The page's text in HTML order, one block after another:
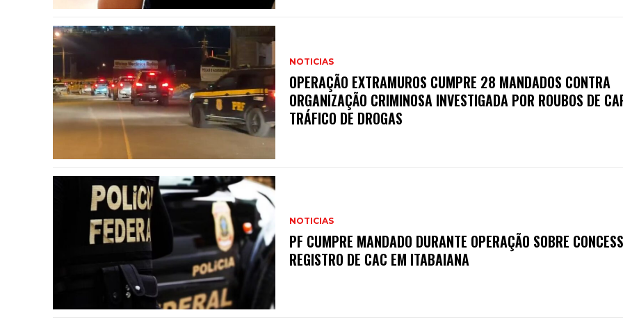
NOTICIAS
OPERAÇÃO EXTRAMUROS CUMPRE 28 MANDADOS CONTRA
ORGANIZAÇÃO CRIMINOSA INVESTIGADA POR ROUBOS DE
TRÁFICO DE DROGAS
NOTICIAS
PF CUMPRE MANDADO DURANTE OPERAÇÃO SOBRE
REGISTRO DE CAC EM ITABAIANA